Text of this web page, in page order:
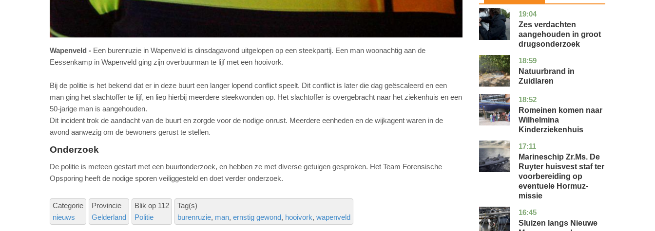
Wapenveld
Een burenruzie in Wapenveld is dinsdagavond uitgelopen op een steekpartij. Een man woonachtig aan de
Eessenkamp in Wapenveld ging zijn overbuurman te lijf met een hooivork.
Bij de politie is het bekend dat er in deze buurt een langer lopend conflict speelt. Dit conflict is later die dag geëscaleerd en een
man ging het slachtoffer te lijf, en liep hierbij meerdere steekwonden op. Het slachtoffer is overgebracht naar het ziekenhuis en een
50-jarige man is aangehouden.
Dit incident trok de aandacht van de buurt en zorgde voor de nodige onrust. Meerdere eenheden en de wijkagent waren in de
avond aanwezig om de bewoners gerust te stellen.
Onderzoek
De politie is meteen gestart met een buurtonderzoek, en hebben ze met diverse getuigen gesproken. Het Team Forensische
Opsporing heeft de nodige sporen veiliggesteld en doet verder onderzoek.
Categorie
nieuws
Provincie
Gelderland
Blik op 112
Politie
Tag(s)
burenruzie man ernstig gewond hooivork wapenveld
19:04
zuid-
holland
nieuws
Zes verdachten
aangehouden in groot
drugsonderzoek
18:59
drenthe
nieuws
Natuurbrand in
Zuidlaren
18:52
utrecht
nieuws
Romeinen komen naar
Wilhelmina
Kinderziekenhuis
17:11
zuid-
holland
nieuws
Marineschip Zr.Ms. De
Ruyter huisvest staf ter
voorbereiding op
eventuele Hormuz-
missie
16:45
zuid-
holland
nieuws
Sluizen langs Nieuwe